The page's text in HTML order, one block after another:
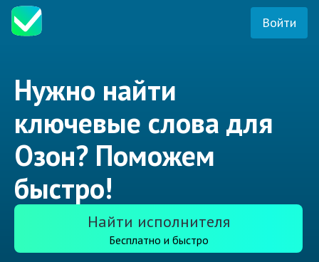
Войти
Нужно найти
ключевые слова для
Озон? Поможем
быстро!
Найти исполнителя
Бесплатно и быстро